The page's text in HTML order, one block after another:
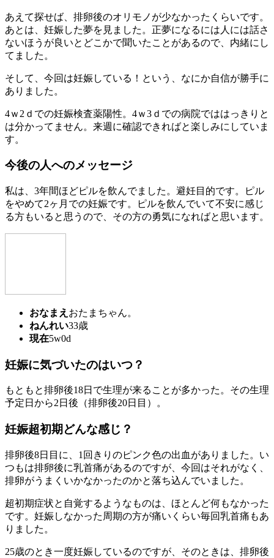
あえて探せば、排卵後のオリモノが少なかったくらいです。
あとは、妊娠した夢を見ました。正夢になるには人には話さ
ないほうが良いとどこかで聞いたことがあるので、内緒にし
てました。
そして、今回は妊娠している！という、なにか自信が勝手に
ありました。
4ｗ2ｄでの妊娠検査薬陽性。4ｗ3ｄでの病院でははっきりと
は分かってません。来週に確認できればと楽しみにしていま
す。
今後の人へのメッセージ
私は、3年間ほどピルを飲んでました。避妊目的です。ピル
をやめて2ヶ月での妊娠です。ピルを飲んでいて不安に感じ
る方もいると思うので、その方の勇気になればと思います。
おなまえ おたまちゃん。
ねんれい33歳
現在5w0d
妊娠に気づいたのはいつ？
もともと排卵後18日で生理が来ることが多かった。その生理
予定日から2日後（排卵後20日目）。
妊娠超初期どんな感じ？
排卵後8日目に、1回きりのピンク色の出血がありました。い
つもは排卵後に乳首痛があるのですが、今回はそれがなく、
排卵がうまくいかなかったのかと落ち込んでいました。
超初期症状と自覚するようなものは、ほとんど何もなかった
です。妊娠しなかった周期の方が痛いくらい毎回乳首痛もあ
りました。
25歳のとき一度妊娠しているのですが、そのときは、排卵後